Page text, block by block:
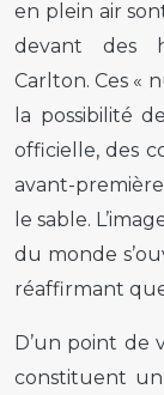
en plein air
devant des
Carlton. Ces «
la possibilité
officielle, des
avant-
le sable.
du monde
réaffirmant
D’un point de
constituent